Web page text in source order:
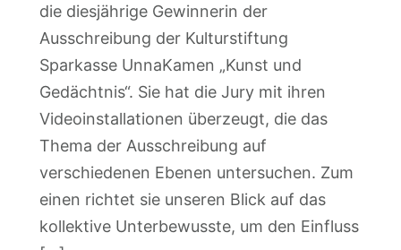
die diesjährige Gewinnerin der
Ausschreibung der Kulturstiftung
Sparkasse UnnaKamen „Kunst und
Gedächtnis“. Sie hat die Jury mit ihren
Videoinstallationen überzeugt, die das
Thema der Ausschreibung auf
verschiedenen Ebenen untersuchen. Zum
einen richtet sie unseren Blick auf das
kollektive Unterbewusste, um den Einfluss